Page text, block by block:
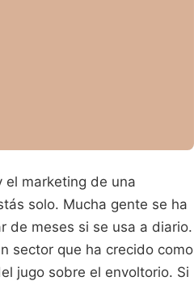
el marketing de una
solo. Mucha gente se ha
de meses si se usa a diario.
sector que ha crecido como
jugo sobre el envoltorio. Si